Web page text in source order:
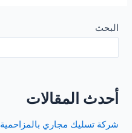
بجدة
البحث
أحدث المقالات
شركة تسليك مجاري بالمزاحمية